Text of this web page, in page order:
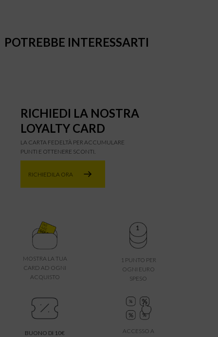
POTREBBE INTERESSARTI
RICHIEDI LA NOSTRA
LOYALTY CARD
LA CARTA FEDELTÀ PER ACCUMULARE
PUNTI E OTTENERE SCONTI.
RICHIEDILA ORA
MOSTRA LA TUA
CARD AD OGNI
ACQUISTO
1 PUNTO PER
OGNI EURO
SPESO
BUONO DI 10€
ACCESSO A